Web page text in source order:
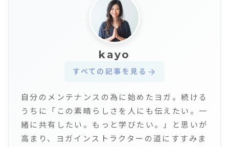
kayo
すべての記事を見る arrow_forward
自分のメンテナンスの為に始めたヨガ。続ける
うちに「この素晴らしさを人にも伝えたい。一
緒に共有したい。もっと学びたい。」と思いが
高まり、ヨガインストラクターの道にすすみま